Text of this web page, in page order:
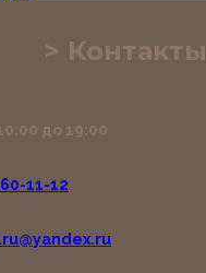
Контакты
до 19:00
11-12